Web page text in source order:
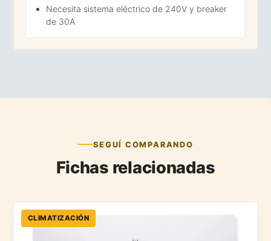
Necesita sistema eléctrico de 240V y breaker
de 30A
SEGUÍ COMPARANDO
Fichas relacionadas
CLIMATIZACIÓN